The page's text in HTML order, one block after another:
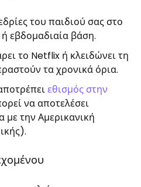
του παιδιού σας στο
εβδομαδιαία βάση.
το Netflix ή κλειδώνει τη
τα χρονικά όρια.
εθισμός στην
να αποτελέσει
την Αμερικανική